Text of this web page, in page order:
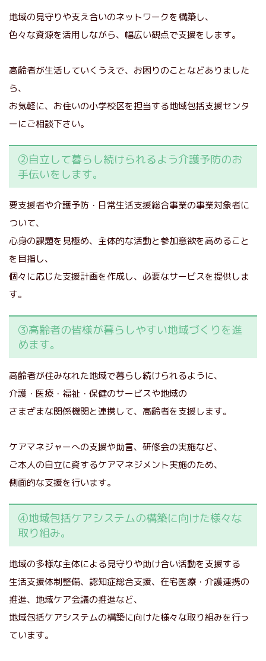
地域の見守りや支え合いのネットワークを構築し、
色々な資源を活用しながら、幅広い観点で支援をします。
高齢者が生活していくうえで、お困りのことなどありました
ら、
お気軽に、お住いの小学校区を担当する地域包括支援センタ
ーにご相談下さい。
②自立して暮らし続けられるよう介護予防のお
手伝いをします。
要支援者や介護予防・日常生活支援総合事業の事業対象者に
ついて、
心身の課題を見極め、主体的な活動と参加意欲を高めること
を目指し、
個々に応じた支援計画を作成し、必要なサービスを提供しま
す。
③高齢者の皆様が暮らしやすい地域づくりを進
めます。
高齢者が住みなれた地域で暮らし続けられるように、
介護・医療・福祉・保健のサービスや地域の
さまざまな関係機関と連携して、高齢者を支援します。
ケアマネジャーへの支援や助言、研修会の実施など、
ご本人の自立に資するケアマネジメント実施のため、
側面的な支援を行います。
④地域包括ケアシステムの構築に向けた様々な
取り組み。
地域の多様な主体による見守りや助け合い活動を支援する
生活支援体制整備、認知症総合支援、在宅医療・介護連携の
推進、地域ケア会議の推進など、
地域包括ケアシステムの構築に向けた様々な取り組みを行っ
ています。